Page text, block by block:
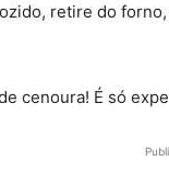
retire do
cenoura! É só